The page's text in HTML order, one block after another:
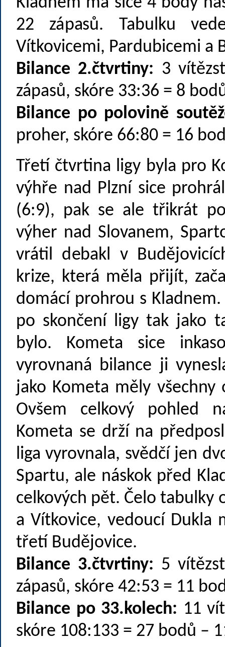
22 zápasů. Tabulku
Vítkovicemi, Pardubicemi a
Bilance 2.čtvrtiny: 3
zápasů, skóre 33:36 = 8
Bilance po polovině
proher, skóre 66:80 = 16
Třetí čtvrtina ligy byla pro
výhře nad Plzní sice
(6:9), pak se ale třikrát
výher nad Slovanem,
vrátil debakl v
krize, která měla přijít,
domácí prohrou s
po skončení ligy tak jako
bylo. Kometa sice
vyrovnaná bilance ji
jako Kometa měly
Ovšem celkový pohled
Kometa se drží na
liga vyrovnala, svědčí jen
Spartu, ale náskok před
celkových pět. Čelo tabulky
a Vítkovice, vedoucí Dukla
třetí Budějovice.
Bilance 3.čtvrtiny: 5
zápasů, skóre 42:53 = 11
Bilance po 33.kolech: 11
skóre 108:133 = 27 bodů –